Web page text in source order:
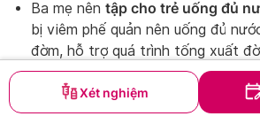
Xét nghiệm
Ba mẹ nên tập cho trẻ uống đủ
bị viêm phế quản nên uống đủ
đờm, hỗ trợ quá trình tống xuất
thở.
Biến chứng nguy hiểm của